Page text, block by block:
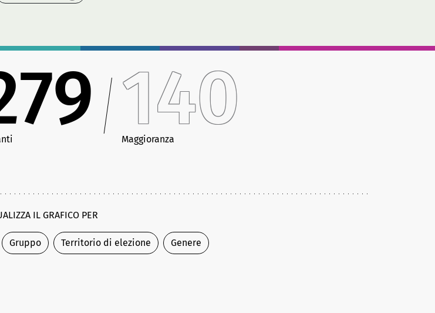
140
Maggioranza
IL GRAFICO PER
Gruppo Territorio di elezione Genere